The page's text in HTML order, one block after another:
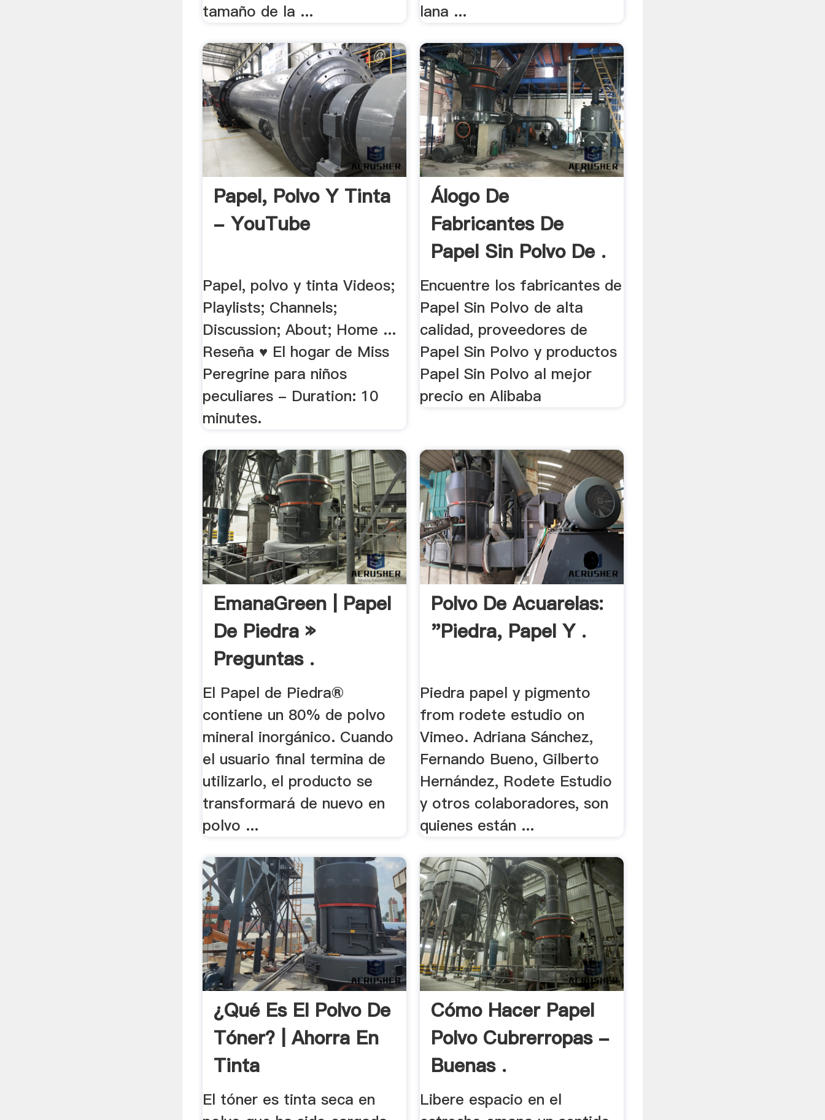
tamaño de la ...
lana ...
Papel, Polvo Y Tinta
- YouTube
Papel, polvo y tinta Videos;
Playlists; Channels;
Discussion; About; Home ...
Reseña ♥ El hogar de Miss
Peregrine para niños
peculiares - Duration: 10
minutes.
Álogo De
Fabricantes De
Papel Sin Polvo De .
Encuentre los fabricantes de
Papel Sin Polvo de alta
calidad, proveedores de
Papel Sin Polvo y productos
Papel Sin Polvo al mejor
precio en Alibaba
EmanaGreen | Papel
De Piedra »
Preguntas .
El Papel de Piedra®
contiene un 80% de polvo
mineral inorgánico. Cuando
el usuario final termina de
utilizarlo, el producto se
transformará de nuevo en
polvo ...
Polvo De Acuarelas:
"Piedra, Papel Y .
Piedra papel y pigmento
from rodete estudio on
Vimeo. Adriana Sánchez,
Fernando Bueno, Gilberto
Hernández, Rodete Estudio
y otros colaboradores, son
quienes están ...
¿Qué Es El Polvo De
Tóner? | Ahorra En
Tinta
El tóner es tinta seca en
Cómo Hacer Papel
Polvo Cubrerropas -
Buenas .
Libere espacio en el